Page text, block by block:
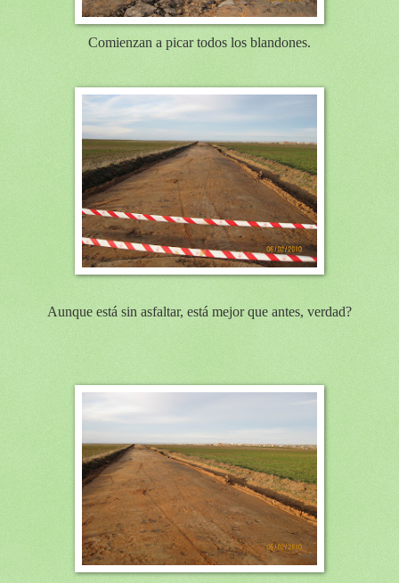
Comienzan a picar todos los blandones.
Aunque está sin asfaltar, está mejor que antes, verdad?